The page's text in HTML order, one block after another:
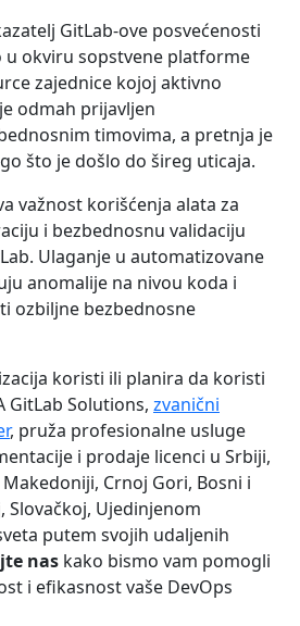
GitLab-ove posvećenosti
u okviru sopstvene platforme
zajednice kojoj aktivno
odmah prijavljen
timovima, a pretnja je
što je došlo do šireg uticaja.
važnost korišćenja alata za
i bezbednosnu validaciju
Ulaganje u automatizovane
anomalije na nivou koda i
ozbiljne bezbednosne
koristi ili planira da koristi
GitLab Solutions, zvanični
, pruža profesionalne usluge
i prodaje licenci u Srbiji,
Crnoj Gori, Bosni i
Slovačkoj, Ujedinjenom
putem svojih udaljenih
nas kako bismo vam pomogli
i efikasnost vaše DevOps